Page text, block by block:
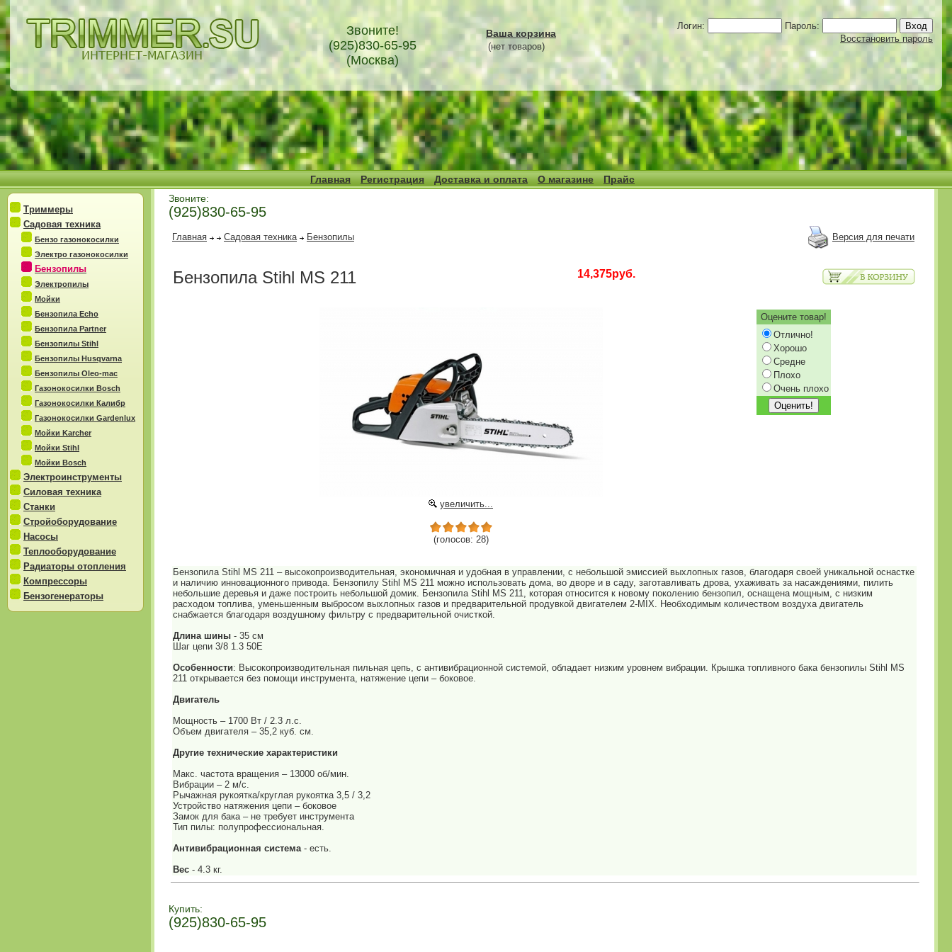
Звоните!
(925)830-65-95
(Москва)
Ваша корзина
(нет товаров)
Логин:
Пароль:
Восстановить пароль
Главная Регистрация Доставка и оплата О магазине Прайс
Триммеры
Садовая техника
Бензо газонокосилки
Электро газонокосилки
Бензопилы
Электропилы
Мойки
Бензопила Echo
Бензопила Partner
Бензопилы Stihl
Бензопилы Husqvarna
Бензопилы Oleo-mac
Газонокосилки Bosch
Газонокосилки Калибр
Газонокосилки Gardenlux
Мойки Karcher
Мойки Stihl
Мойки Bosch
Электроинструменты
Силовая техника
Станки
Стройоборудование
Насосы
Теплооборудование
Радиаторы отопления
Компрессоры
Бензогенераторы
Звоните:
(925)830-65-95
Главная Садовая техника Бензопилы Версия для печати
Бензопила Stihl MS 211 14,375руб.
увеличить...
(голосов: 28)
Оцените товар!
Отлично!
Хорошо
Средне
Плохо
Очень плохо
Бензопила Stihl MS 211 – высокопроизводительная, экономичная и удобная в управлении, с небольшой эмиссией выхлопных газов, благодаря своей уникальной оснастке
и наличию инновационного привода. Бензопилу Stihl MS 211 можно использовать дома, во дворе и в саду, заготавливать дрова, ухаживать за насаждениями, пилить
небольшие деревья и даже построить небольшой домик. Бензопила Stihl MS 211, которая относится к новому поколению бензопил, оснащена мощным, с низким
расходом топлива, уменьшенным выбросом выхлопных газов и предварительной продувкой двигателем 2-MIX. Необходимым количеством воздуха двигатель
снабжается благодаря воздушному фильтру с предварительной очисткой.
Длина шины - 35 см
Шаг цепи 3/8 1.3 50E
Особенности: Высокопроизводительная пильная цепь, с антивибрационной системой, обладает низким уровнем вибрации. Крышка топливного бака бензопилы Stihl MS
211 открывается без помощи инструмента, натяжение цепи – боковое.
Двигатель
Мощность – 1700 Вт / 2.3 л.с.
Объем двигателя – 35,2 куб. см.
Другие технические характеристики
Макс. частота вращения – 13000 об/мин.
Вибрации – 2 м/с.
Рычажная рукоятка/круглая рукоятка 3,5 / 3,2
Устройство натяжения цепи – боковое
Замок для бака – не требует инструмента
Тип пилы: полупрофессиональная.
Антивибрационная система- есть.
Вес - 4.3 кг.
Купить:
(925)830-65-95